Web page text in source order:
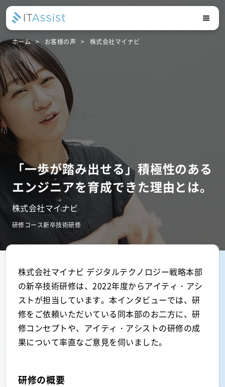
ホーム お客様の声 株式会社マイナビ
「一歩が踏み出せる」積極性のある
エンジニアを育成できた理由とは。
株式会社マイナビ
研修コース新卒技術研修
株式会社マイナビ デジタルテクノロジー戦略本部
の新卒技術研修は、2022年度からアイティ・アシ
ストが担当しています。本インタビューでは、研
修をご依頼いただいている同本部のお二方に、研
修コンセプトや、アイティ・アシストの研修の成
果について率直なご意見を伺いました。
研修の概要